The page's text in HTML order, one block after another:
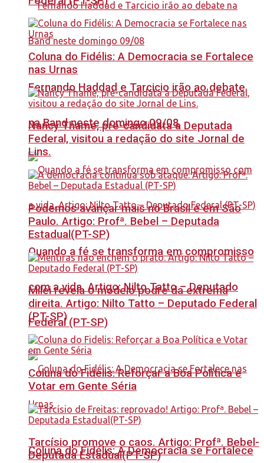
Fernando Haddad e Tarcicio irão ao debate
na Band neste domingo 09/08
Quando a fé se transforma em compromisso
com a vida. Artigo: Nilto Tatto – Deputado
Federal (PT-SP)
Coluna do Fidélis: A Democracia se Fortalece
Coluna do Fidélis: A Democracia se Fortalece
nas Urnas
Nancy Thame, pré-candidata a Deputada
Federal, visitou a redação do site Jornal de
Lins.
Podemos avançar mais no Brasil e em São
Paulo. Artigo: Profª. Bebel – Deputada
Estadual(PT-SP)
Milei revela o modelo podre da extrema
direita. Artigo: Nilto Tatto – Deputado Federal
(PT-SP)
Coluna do Fidelis: Reforçar a Boa Política e
Votar em Gente Séria
Tarcísio promove o caos. Artigo: Profª. Bebel-
Deputada Estadual(PT-SP)